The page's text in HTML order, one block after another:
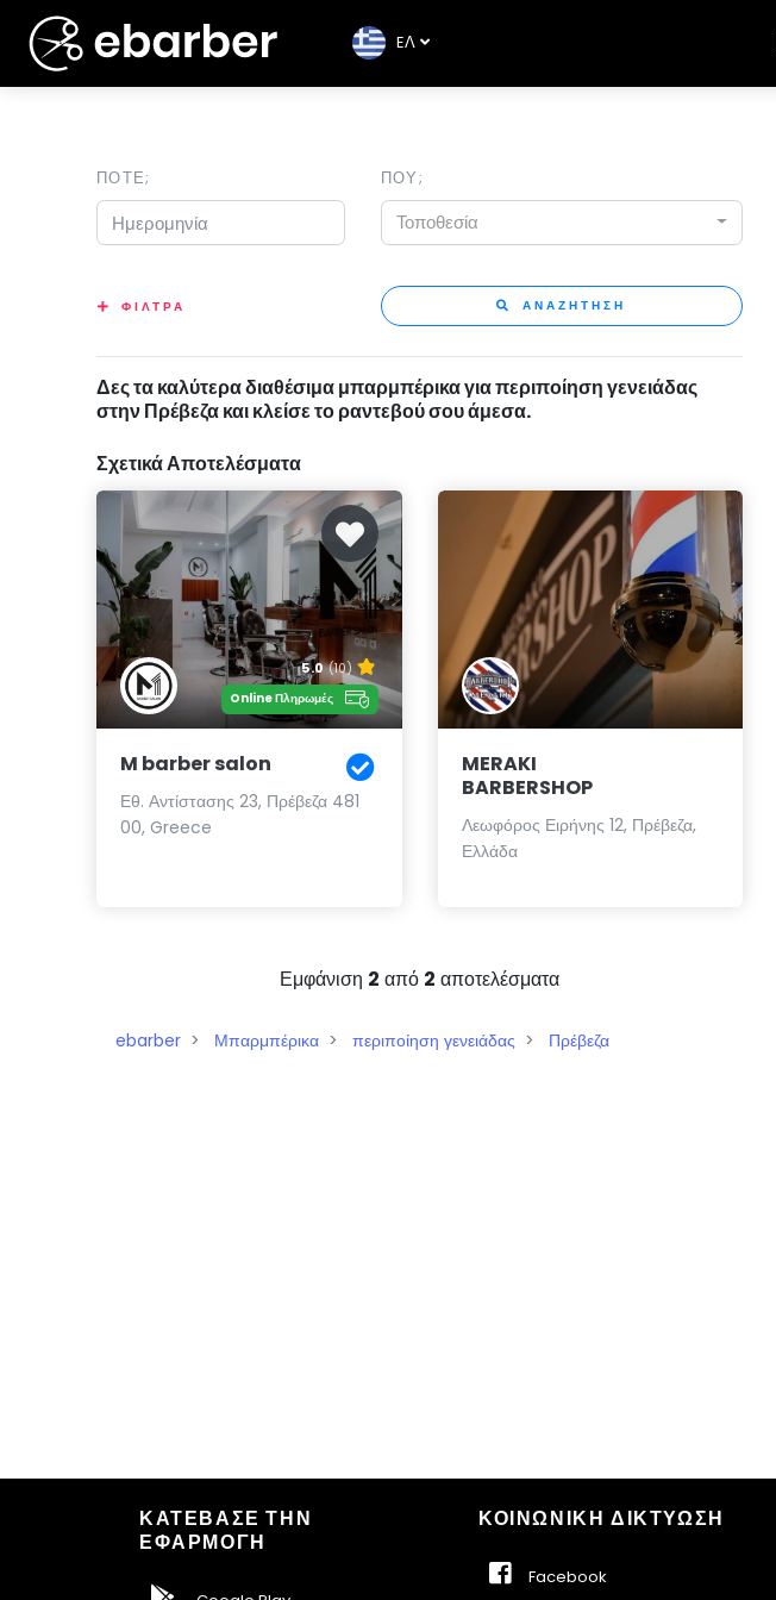
EΛ
ΠΟΤΕ; ΠΟΥ;
Τοποθεσία
ΦΙΛΤΡΑ ΑΝΑΖΗΤΗΣΗ
Δες τα καλύτερα διαθέσιμα μπαρμπέρικα για περιποίηση γενειάδας
στην Πρέβεζα και κλείσε το ραντεβού σου άμεσα.
Σχετικά Αποτελέσματα
5.0 (10)
Online Πληρωμές
M barber salon
Εθ. Αντίστασης 23, Πρέβεζα 481
00, Greece
MERAKI
BARBERSHOP
Λεωφόρος Ειρήνης 12, Πρέβεζα,
Ελλάδα
Εμφάνιση 2 από 2 αποτελέσματα
ebarber Μπαρμπέρικα περιποίηση γενειάδας Πρέβεζα
ΚΑΤΕΒΑΣΕ ΤΗΝ
ΕΦΑΡΜΟΓΗ
ΚΟΙΝΩΝΙΚΗ ΔΙΚΤΥΩΣΗ
Facebook